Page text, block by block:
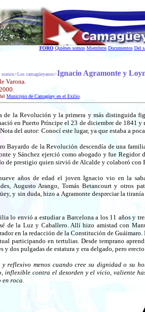
FORO Quiénes somos Miembros Documentos Del
somos>Los camagüeyanos>Ignacio Agramonte y
Varona.
Municipio de Camagüey en el Exilio
de la Revolución y la primera y más distinguida
en Puerto Príncipe el 23 de diciembre de 1841
del autor: Conocí este lugar, ya que estaba a
Bayardo de la Revolución descendía de una
y Sánchez ejerció como abogado y fue
de prestigio quien sirvió de Alcalde y colaboró
años de edad el joven Ignacio vio en la
Augusto Arango, Tomás Betancourt y otros
y sin duda, hizo a Agramonte despreciar la
lo envió a estudiar a Barcelona a los 11 años y
de la Luz y Caballero. Allí hizo amistad con
en la redacción de la Constitución de
participando en tertulias. Desde temprano
y dos pulgadas de estatura y era delgado, pero
y reflexivo menos cuando cree su dignidad o su
inflexible contra el desorden y el vicio, valiente
roca.